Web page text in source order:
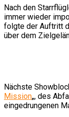
Nach den
immer wieder
folgte der Auftritt
über dem
Nächste
Mission„, des
eingedrungenen